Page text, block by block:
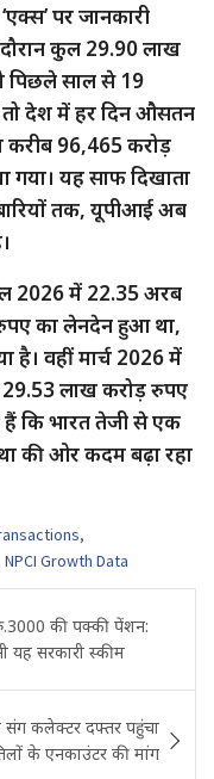
पर जानकारी
कुल 29.90 लाख
पिछले साल से 19
तो देश में हर दिन औसतन
करीब 96,465 करोड़
गया। यह साफ दिखाता
तक, यूपीआई अब
2026 में 22.35 अरब
का लेनदेन हुआ था,
वहीं मार्च 2026 में
लाख करोड़ रुपए
हैं कि भारत तेजी से एक
की ओर कदम बढ़ा रहा
,
NPCI Growth Data
की पक्की पेंशन:
यह सरकारी स्कीम
संग कलेक्टर दफ्तर पहुंचा
के एनकाउंटर की मांग